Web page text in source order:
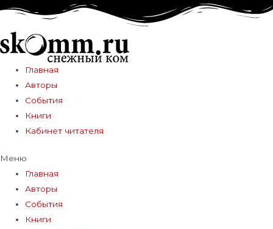
Главная
Авторы
События
Книги
Кабинет читателя
Меню
Главная
Авторы
События
Книги